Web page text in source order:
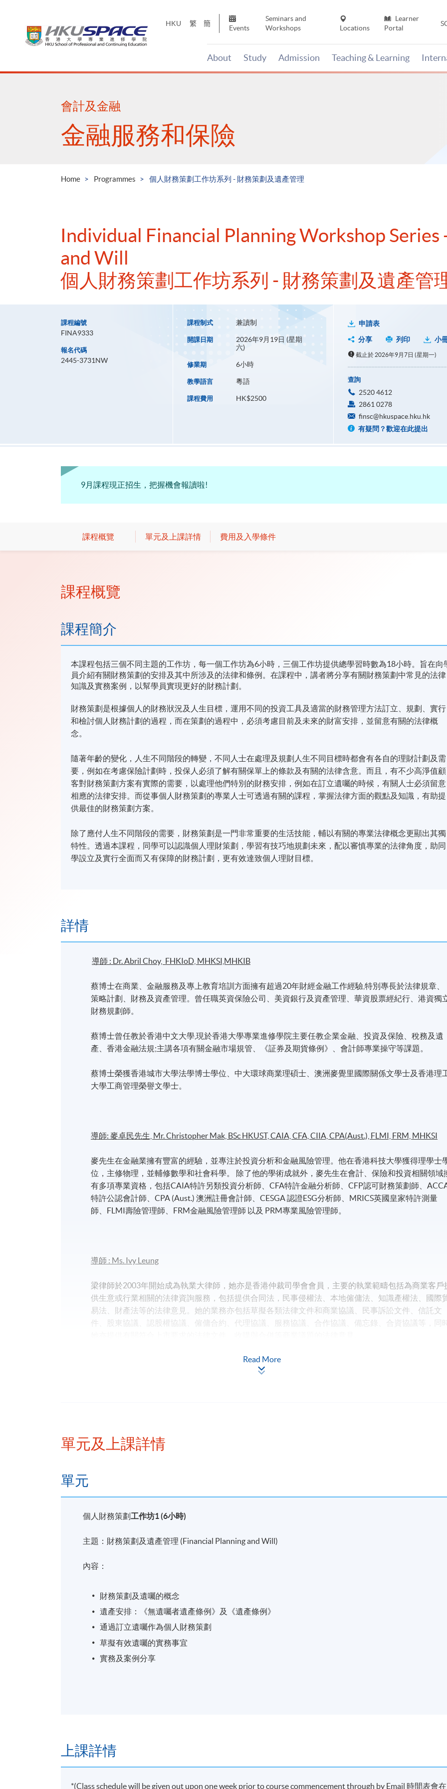
HKU 繁 簡
Events
Seminars and
Workshops
Locations
Learner
Portal
About Study Admission Teaching & Learning
Main
會計及金融
金融服務和保險
Home Programmes 個人財務策劃工作坊系列 - 財務策劃及遺產管理
Individual Financial Planning Workshop Series
and Will
個人財務策劃工作坊系列 - 財務策劃及遺產管
課程編號
FINA9333
報名代碼
2445-3731NW
課程制式 兼讀制
開課日期
2026年9月19日 (星期
六)
修業期 6小時
教學語言 粵語
課程費用 HK$2500
申請表
分享
列印 小
截止於 2026年9月7日 (星期一)
查詢
2520 4612
2861 0278
finsc@hkuspace.hku.hk
有疑問？歡迎在此提出
9月課程現正招生，把握機會報讀啦!
課程概覽 單元及上課詳情 費用及入學條件
課程概覽
課程簡介
本課程包括三個不同主題的工作坊，每一個工作坊為6小時，三個工作坊提供總學習時數為18小時。旨在向
員介紹有關財務策劃的安排及其中所涉及的法律和條例。在課程中，講者將分享有關財務策劃中常見的法律
知識及實務案例，以幫學員實現更好的財務計劃。
財務策劃是根據個人的財務狀況及人生目標，運用不同的投資工具及適當的財務管理方法訂立、規劃、實行
和檢討個人財務計劃的過程，而在策劃的過程中，必須考慮目前及未來的財富安排，並留意有關的法律概
念。
隨著年齡的變化，人生不同階段的轉變，不同人士在處理及規劃人生不同目標時都會有各自的理財計劃及需
要，例如在考慮保險計劃時，投保人必須了解有關保單上的條款及有關的法律含意。而且，有不少高淨值顧
客對財務策劃方案有實際的需要，以處理他們特別的財務安排，例如在訂立遺囑的時候，有關人士必須留意
相應的法律安排。而從事個人財務策劃的專業人士可透過有關的課程，掌握法律方面的觀點及知識，有助提
供最佳的財務策劃方案。
除了應付人生不同階段的需要，財務策劃是一門非常重要的生活技能，輔以有關的專業法律概念更顯出其獨
特性。透過本課程，同學可以認識個人理財策劃，學習有技巧地規劃未來，配以審慎專業的法律角度，助同
學設立及實行全面而又有保障的財務計劃，更有效達致個人理財目標。
詳情
導師 : Dr. Abril Choy, FHKIoD, MHKSI,MHKIB
蔡博士在商業、金融服務及專上教育培訓方面擁有超過20年財經金融工作經驗,特別專長於法律規章、
策略計劃、財務及資產管理。曾任職英資保險公司、美資銀行及資產管理、華資股票經紀行、港資獨
財務規劃師。
蔡博士曾任教於香港中文大學,現於香港大學專業進修學院主要任教企業金融、投資及保險、稅務及遺
產、香港金融法規;主講各項有關金融市場規管、《証券及期貨條例》、會計師專業操守等課題。
蔡博士榮獲香港城市大學法學博士學位、中大環球商業理碩士、澳洲麥覺里國際關係文學士及香港理
大學工商管理榮譽文學士。
導師: 麥卓民先生, Mr. Christopher Mak, BSc HKUST,CAIA, CFA, CIIA, CPA(Aust.), FLMI, FRM, MHKSI
麥先生在金融業擁有豐富的經驗，並專注於投資分析和金融風險管理。他在香港科技大學獲得理學士
位，主修物理，並輔修數學和社會科學。 除了他的學術成就外，麥先生在會計、保險和投資相關領域
有多項專業資格，包括CAIA特許另類投資分析師、CFA特許金融分析師、CFP認可財務策劃師、
特許公認會計師、CPA (Aust.) 澳洲註冊會計師、CESGA 認證ESG分析師、MRICS英國皇家特許測量
師、FLMI壽險管理師、FRM金融風險管理師 以及 PRM專業風險管理師。
導師 : Ms. Ivy Leung
梁律師於2003年開始成為執業大律師，她亦是香港仲裁司學會會員，主要的執業範疇包括為商業客戶
供生意或行業相關的法律資詢服務，包括提供合同法，民事侵權法、本地僱傭法、知識產權法、國際
易法、財產法等的法律意見。她的業務亦包括草擬各類法律文件和商業協議、民事訴訟文件、信託文
件、股東協議、認股權協議、僱傭合約、代理協議、服務協議、合作協議、備忘錄、合資協議等，同
梁律師持有英國曼徹斯特大都會大學的法學學士及北京大學的中國法學學士、香港大學的法學研究生
書 (PCLL)、英國倫敦大學的法學碩士及香港城市大學的仲裁與替代性爭議解決法律碩士等資格。
馬淑儀小姐在金融業工作超過20年，曾任職於摩根大通銀行，瑞士銀行，及法國巴黎銀行等國際投資
導師 : Mr. Choy Chak Po
蔡澤寶先生擁有多個專業資格，包括認可財務策劃師(CFP)、英國銀行學會會士(ACIB)、專業財富管理
師(CFMP)等。他畢業於英國萊斯特大學，持有工商管理學碩士學位。他現時擔任香港大學專業進修學
院客席講師，並為香港銀行學會及香港職業訓練局等兼職導師，教授不同金融及銀行課程，例如金融
除學術領域外，他擁有超過二十年銀行界工作經驗，職務範圍包括投資理財業務、信貸業務、分行業
管理及銀行內部培訓等。
Read More
單元及上課詳情
單元
個人財務策劃工作坊1 (6小時)
主題：財務策劃及遺產管理 (Financial Planning and Will)
內容：
財務策劃及遺囑的概念
遺產安排：《無遺囑者遺產條例》及《遺產條例》
通過訂立遺囑作為個人財務策劃
草擬有效遺囑的實務事宜
實務及案例分享
上課詳情
*(Class schedule will be given out upon one week prior to course commencement through by Email 時間表會在